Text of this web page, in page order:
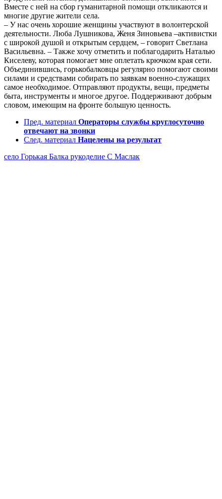
Вместе с ней на сбор гуманитарной помощи откликаются и
многие другие жители села.
– У нас очень хорошие женщины участвуют в волонтерской
деятельности. Люба Лушникова, Женя Зиновьева –активистки
с широкой душой и открытым сердцем, – говорит Светлана
Васильевна. – Также хочу отметить и поблагодарить Наталью
Киселеву, которая помогает мне оплетать крючком края сети.
Объединившись, горькобалковцы регулярно помогают своими
силами и средствами собирать по заявкам военно-служащих
самое необходимое. Отправляют продукты, вещи, предметы
быта, инструменты и многое другое. Поддерживают добрым
словом, имеющим на фронте большую ценность.
Пред. материал Операторы службы круглосуточно
отвечают на звонки
След. материал Нацелены на результат
село Горькая Балка рукоделие С Маслак